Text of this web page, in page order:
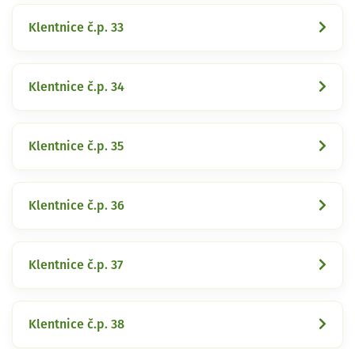
Klentnice č.p. 33
Klentnice č.p. 34
Klentnice č.p. 35
Klentnice č.p. 36
Klentnice č.p. 37
Klentnice č.p. 38